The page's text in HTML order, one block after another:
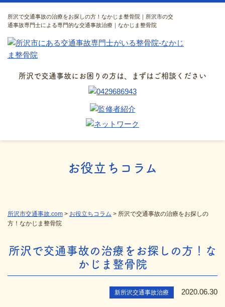
所沢で交通事故の治療をお探しの方！なかじま整骨院｜所沢市の交
通事故専門士による専門的な交通事故治療｜なかじま整骨院
所沢で交通事故にお困りの方は、まずはご相談ください
お役立ちコラム
所沢市交通事故.com > お役立ちコラム > 所沢で交通事故の治療をお探しの
方！なかじま整骨院
所沢で交通事故の治療をお探しの方！な
かじま整骨院
新所沢交通事故治療 2020.06.30